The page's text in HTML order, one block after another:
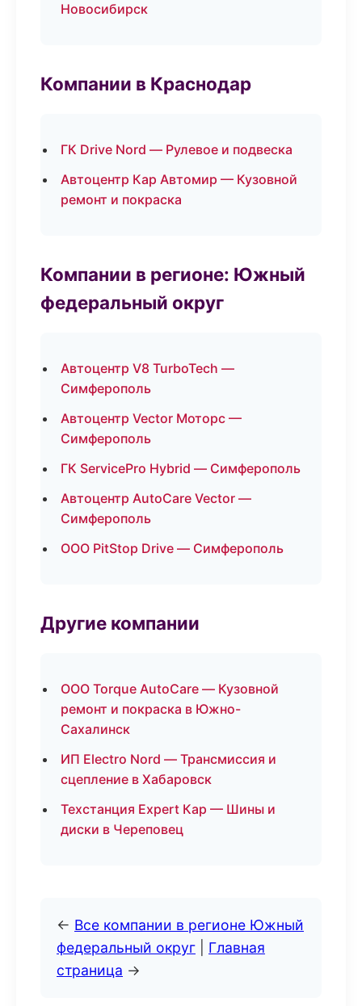
Новосибирск
Компании в Краснодар
ГК Drive Nord — Рулевое и подвеска
Автоцентр Кар Автомир — Кузовной
ремонт и покраска
Компании в регионе: Южный
федеральный округ
Автоцентр V8 TurboTech —
Симферополь
Автоцентр Vector Моторс —
Симферополь
ГК ServicePro Hybrid — Симферополь
Автоцентр AutoCare Vector —
Симферополь
ООО PitStop Drive — Симферополь
Другие компании
ООО Torque AutoCare — Кузовной
ремонт и покраска в Южно-
Сахалинск
ИП Electro Nord — Трансмиссия и
сцепление в Хабаровск
Техстанция Expert Кар — Шины и
диски в Череповец
← Все компании в регионе Южный
федеральный округ
Главная
страница →